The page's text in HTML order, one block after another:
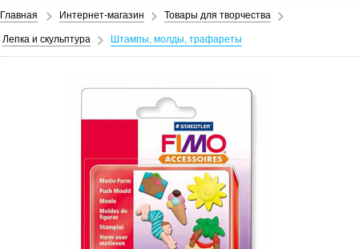
Главная Интернет-магазин Товары для творчества
Лепка и скульптура Штампы, молды, трафареты